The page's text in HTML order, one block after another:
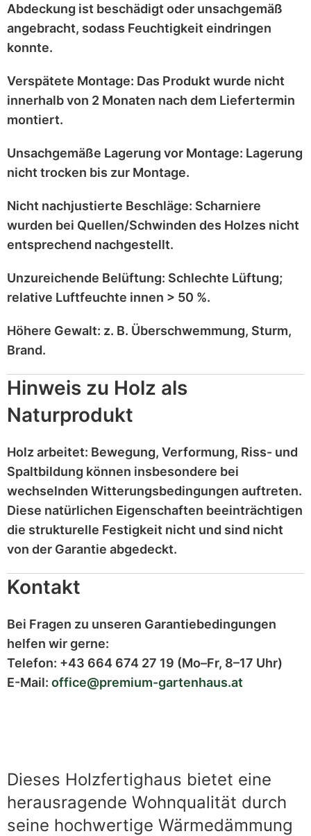
Abdeckung ist beschädigt oder unsachgemäß
angebracht, sodass Feuchtigkeit eindringen
konnte.
Verspätete Montage: Das Produkt wurde nicht
innerhalb von 2 Monaten nach dem Liefertermin
montiert.
Unsachgemäße Lagerung vor Montage: Lagerung
nicht trocken bis zur Montage.
Nicht nachjustierte Beschläge: Scharniere
wurden bei Quellen/Schwinden des Holzes nicht
entsprechend nachgestellt.
Unzureichende Belüftung: Schlechte Lüftung;
relative Luftfeuchte innen > 50 %.
Höhere Gewalt: z. B. Überschwemmung, Sturm,
Brand.
Hinweis zu Holz als
Naturprodukt
Holz arbeitet: Bewegung, Verformung, Riss- und
Spaltbildung können insbesondere bei
wechselnden Witterungsbedingungen auftreten.
Diese natürlichen Eigenschaften beeinträchtigen
die strukturelle Festigkeit nicht und sind nicht
von der Garantie abgedeckt.
Kontakt
Bei Fragen zu unseren Garantiebedingungen
helfen wir gerne:
Telefon: +43 664 674 27 19 (Mo–Fr, 8–17 Uhr)
E-Mail: office@premium-gartenhaus.at
Dieses Holzfertighaus bietet eine
herausragende Wohnqualität durch
seine hochwertige Wärmedämmung